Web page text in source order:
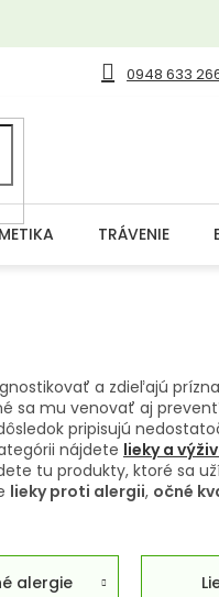
0948 633
TRÁVENIE
a zdieľajú
sa mu venovať aj
pripisujú
nájdete lieky a
tu produkty, ktoré sa
lieky proti alergii, očné
alergie